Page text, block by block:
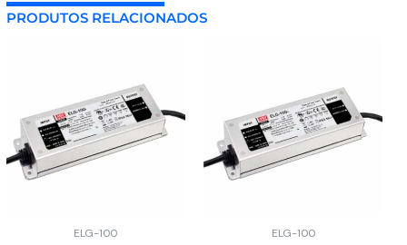
PRODUTOS RELACIONADOS
ELG-100 ELG-100